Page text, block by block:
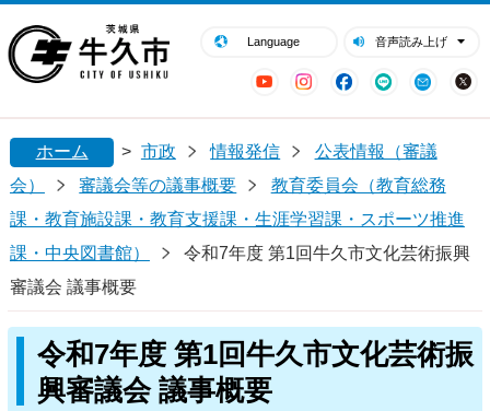
Language 音声読み上げ
YouTubeInstagram
Facebook
LINE Mail
閉じる
ホーム > 市政 情報発信
公表情報（審議
会）
審議会等の議事概要
教育委員会（教育総務
課・教育施設課・教育支援課・生涯学習課・スポーツ推進
課・中央図書館）
令和7年度 第1回牛久市文化芸術振興
審議会 議事概要
令和7年度 第1回牛久市文化芸術振
興審議会 議事概要